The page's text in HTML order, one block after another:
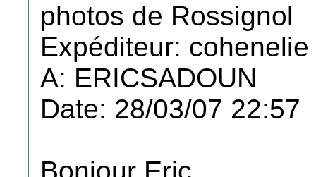
photos de Rossignol
Expéditeur: cohenelie
A: ERICSADOUN
Date: 28/03/07 22:57